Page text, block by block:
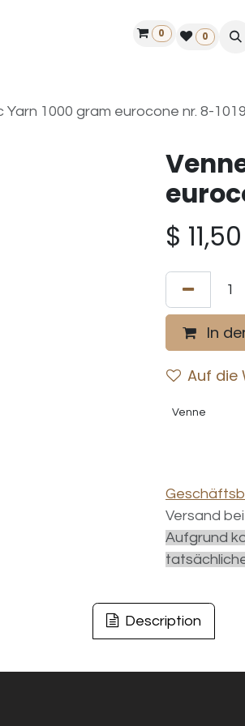
Finde einen Händler
0 0
Yarn 1000 gram eurocone nr. 8-
$ 11,50
In
Auf die
Venne
Versand
Aufgrund
Description